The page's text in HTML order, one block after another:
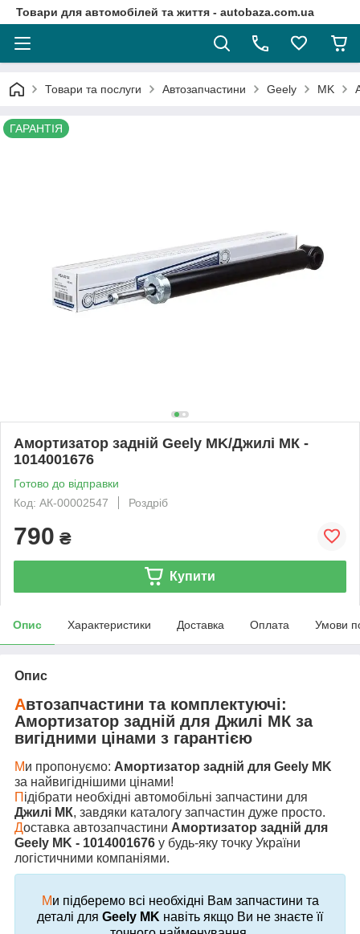
Товари для автомобілей та життя - autobaza.com.ua
Товари та послуги Автозапчастини Geely MK
ГАРАНТІЯ
Амортизатор задній Geely MK/Джилі МК -
1014001676
Готово до відправки
Код: АК-00002547
Роздріб
790 ₴
Купити
Опис Характеристики Доставка Оплата Умови
Опис
Автозапчастини та комплектуючі:
Амортизатор задній для Джилі МК за
вигідними цінами з гарантією
Ми пропонуємо: Амортизатор задній для Geely MK
за найвигіднішими цінами!
П ідібрати необхідні автомобільні запчастини для
Джилі МК, завдяки каталогу запчастин дуже просто.
Доставка автозапчастини Амортизатор задній для
Geely MK - 1014001676 у будь-яку точку України
логістичними компаніями.
Ми підберемо всі необхідні Вам запчастини та
деталі для Geely MK навіть якщо Ви не знаєте її